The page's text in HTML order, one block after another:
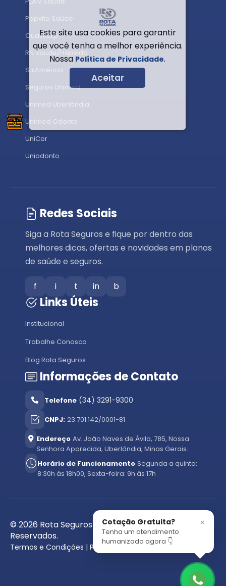
Cotação Gratuita?
Tenha um atendimento
humanizado agora 👇
×
Popvita Saúde
Qualicorp
RN Saúde/Hapvida
SulAmérica
Seguros Unimed
Unimed Uberlândia
Unimed Odonto
UniCor
Uniodonto
Redes Sociais
Siga a Rota Seguros e fique por dentro das
melhores dicas, ofertas e novidades em planos
de saúde e seguros.
f i t in b
Links Úteis
Institucional
Trabalhe Conosco
Blog Rota Seguros
Informações de Contato
Telefone (34) 3291-9300
CNPJ: 23.701.142/0001-81
Endereço Av. João Naves de Ávila, 785, Nossa
Senhora Aparecida, Uberlândia, Minas Gerais.
Horário de Funcionamento Segunda a quinta:
8:30h às 18h00, Sexta-feira: 9h às 17h
© 2026 Rota Seguros - Todos os Direitos
Reservados.
Termos e Condições | Política de Privacidade.
Este site usa cookies para garantir
que você tenha a melhor experiência.
NossaPolítica de Privacidade.
Aceitar